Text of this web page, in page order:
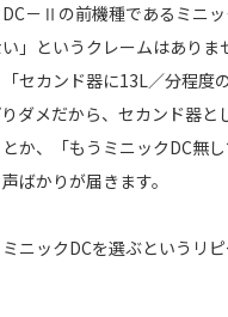
－Ⅱの前機種であるミニッ
い」というクレームはありま
セカンド器に13L／分程度
ダメだから、セカンド器と
か、「もうミニックDC無
ばかりが届きます。
ニックDCを選ぶというリ